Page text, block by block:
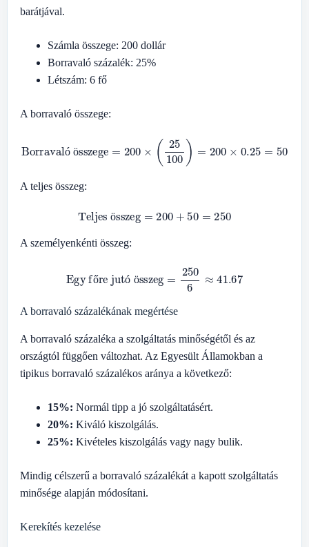
barátjával.
Számla összege: 200 dollár
Borravaló százalék: 25%
Létszám: 6 fő
A borravaló összege:
ó ö
×( 25100
A teljes összeg:
ö
Teljes összeg =200 + 50= 250
A személyenkénti összeg:
ő ó ö
2506
A borravaló százalékának megértése
A borravaló százaléka a szolgáltatás minőségétől és az
országtól függően változhat. Az Egyesült Államokban a
tipikus borravaló százalékos aránya a következő:
15%: Normál tipp a jó szolgáltatásért.
20%: Kiváló kiszolgálás.
25%: Kivételes kiszolgálás vagy nagy bulik.
Mindig célszerű a borravaló százalékát a kapott szolgáltatás
minősége alapján módosítani.
Kerekítés kezelése